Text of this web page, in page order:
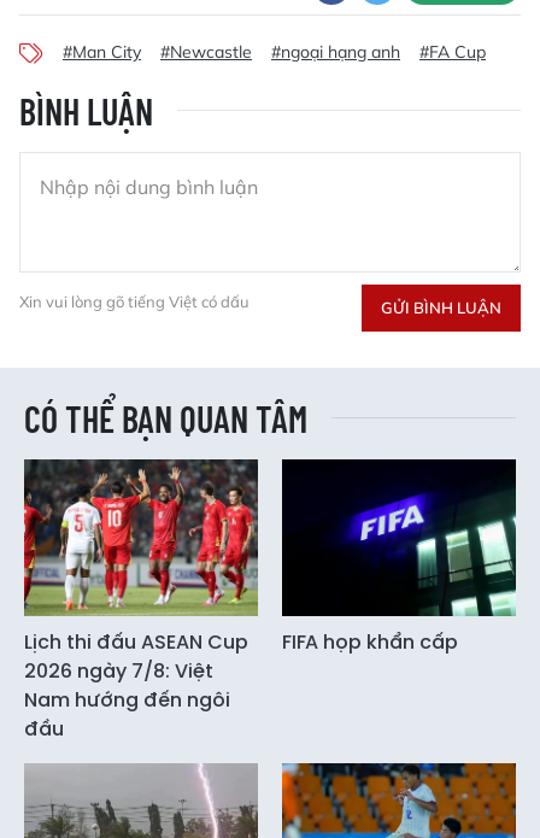
#Man City #Newcastle #ngoại hạng anh #FA Cup
BÌNH LUẬN
Xin vui lòng gõ tiếng Việt có dấu GỬI BÌNH LUẬN
CÓ THỂ BẠN QUAN TÂM
Lịch thi đấu ASEAN Cup
2026 ngày 7/8: Việt
Nam hướng đến ngôi
đầu
FIFA họp khẩn cấp